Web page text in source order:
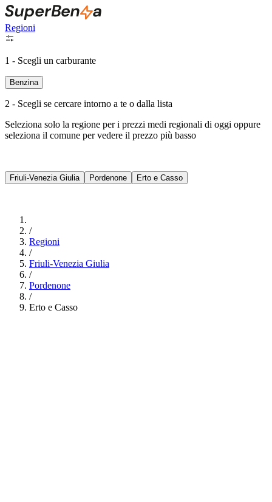
Regioni
1 - Scegli un carburante
Benzina
2 - Scegli se cercare intorno a te o dalla lista
Seleziona solo la regione per i prezzi medi regionali di oggi oppure
seleziona il comune per vedere il prezzo più basso
Friuli-Venezia Giulia Pordenone Erto e Casso
/
Regioni
/
Friuli-Venezia Giulia
/
Pordenone
/
Erto e Casso